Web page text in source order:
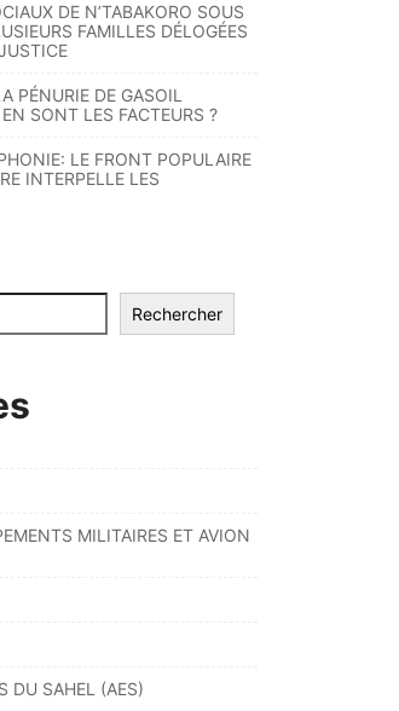
DE N’TABAKORO SOUS
FAMILLES DÉLOGÉES
PÉNURIE DE GASOIL
SONT LES FACTEURS ?
LE FRONT POPULAIRE
INTERPELLE LES
Rechercher
MILITAIRES ET AVION
DU SAHEL (AES)